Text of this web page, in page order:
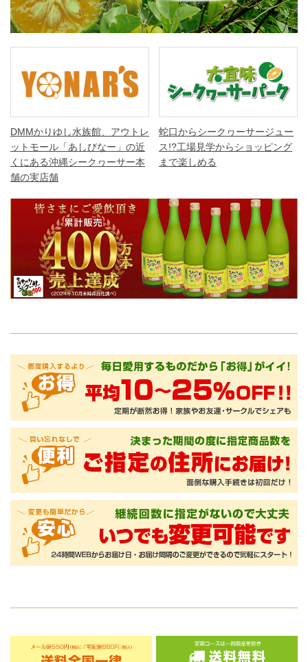
DMMかりゆし水族館、アウトレ
ットモール「あしびなー」の近
くにある沖縄シークヮーサー本
舗の実店舗
蛇口からシークヮーサージュー
ス!?工場見学からショッピング
まで楽しめる